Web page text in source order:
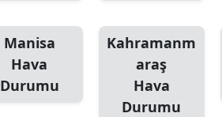
Manisa
Hava
Durumu
Kahramanm
araş
Hava
Durumu